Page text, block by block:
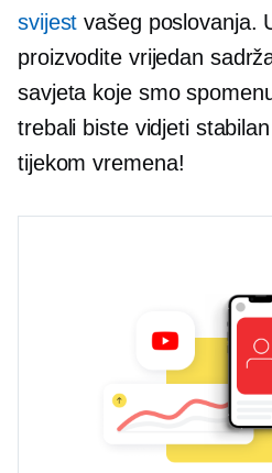
svijest vašeg poslovanja.
proizvodite vrijedan
savjeta koje smo
trebali biste vidjeti
tijekom vremena!